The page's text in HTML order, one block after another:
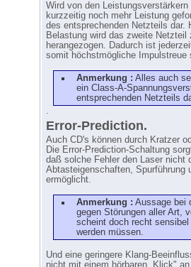
Wird von den
kurzzeitig noch mehr Leistung
des entsprechenden Netzteils dar.
Belastung wird das zweite
herangezogen. Dadurch ist
somit höchstmögliche Impulstreue
Anmerkung : Alles auch
ein Class-A-
entsprechenden Netzteils
.
Error-Prediction.
Auch CD's können durch Kratzer
Die Error-Prediction-Schaltung
daß solche Fehler den Laser nicht
Abtasteigenschaften, Spurführung
ermöglicht.
Anmerkung : Aussage bei
gegen Störungen aller Art,
scheint doch recht
werden müssen.
Und eine geringere Klang-
nicht mit einem hörbaren „Klick"